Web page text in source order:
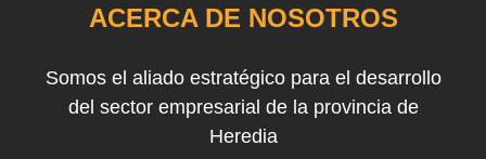
ACERCA DE NOSOTROS
Somos el aliado estratégico para el desarrollo
del sector empresarial de la provincia de
Heredia